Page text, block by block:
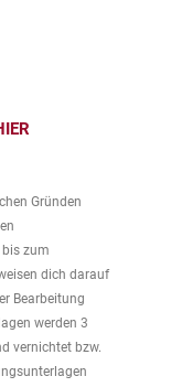
Gründen
zum
dich darauf
Bearbeitung
werden 3
vernichtet bzw.